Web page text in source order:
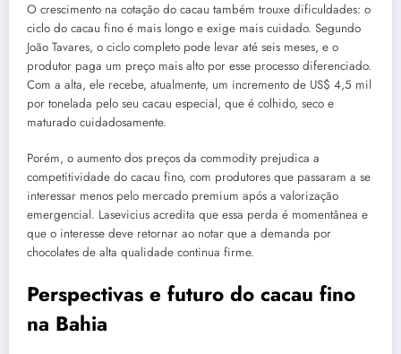
O crescimento na cotação do cacau também trouxe dificuldades: o
ciclo do cacau fino é mais longo e exige mais cuidado. Segundo
João Tavares, o ciclo completo pode levar até seis meses, e o
produtor paga um preço mais alto por esse processo diferenciado.
Com a alta, ele recebe, atualmente, um incremento de US$ 4,5 mil
por tonelada pelo seu cacau especial, que é colhido, seco e
maturado cuidadosamente.
Porém, o aumento dos preços da commodity prejudica a
competitividade do cacau fino, com produtores que passaram a se
interessar menos pelo mercado premium após a valorização
emergencial. Lasevicius acredita que essa perda é momentânea e
que o interesse deve retornar ao notar que a demanda por
chocolates de alta qualidade continua firme.
Perspectivas e futuro do cacau fino
na Bahia